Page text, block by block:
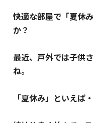
快適な部屋で「夏休
か？
最近、戸外では子供
ね。
「夏休み」といえば